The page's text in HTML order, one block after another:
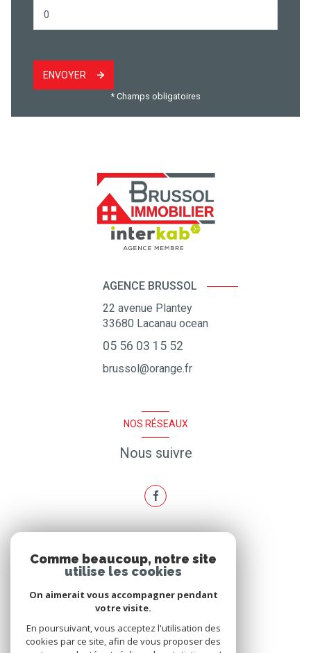
ENVOYER
* Champs obligatoires
AGENCE BRUSSOL
22 avenue Plantey
33680 Lacanau ocean
05 56 03 15 52
brussol@orange.fr
NOS RÉSEAUX
Nous suivre
Nous adhérons
Comme beaucoup, notre site
utilise les cookies
On aimerait vous accompagner pendant
votre visite.
En poursuivant, vous acceptez l'utilisation des
cookies par ce site, afin de vous proposer des